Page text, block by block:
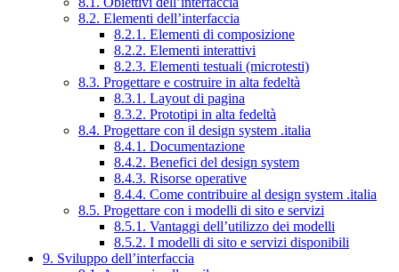
8.2. Elementi dell’interfaccia
8.2.1. Elementi di composizione
8.2.2. Elementi interattivi
8.2.3. Elementi testuali (microtesti)
8.3. Progettare e costruire in alta fedeltà
8.3.1. Layout di pagina
8.3.2. Prototipi in alta fedeltà
8.4. Progettare con il design system .italia
8.4.1. Documentazione
8.4.2. Benefici del design system
8.4.3. Risorse operative
8.4.4. Come contribuire al design system .italia
8.5. Progettare con i modelli di sito e servizi
8.5.1. Vantaggi dell’utilizzo dei modelli
8.5.2. I modelli di sito e servizi disponibili
9. Sviluppo dell’interfaccia